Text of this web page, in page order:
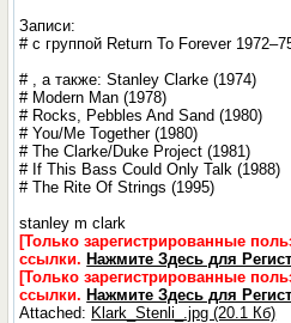
Записи:
# с группой Return To Forever
# , а также: Stanley Clarke (1974)
# Modern Man (1978)
# Rocks, Pebbles And Sand (1980)
# You/Me Together (1980)
# The Clarke/Duke Project (1981)
# If This Bass Could Only Talk (1988)
# The Rite Of Strings (1995)
stanley m clark
[Только зарегистрированные
ссылки. Нажмите Здесь для
[Только зарегистрированные
ссылки. Нажмите Здесь для
Attached: Klark_Stenli_.jpg (20.1 Кб)